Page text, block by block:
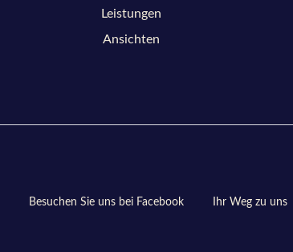
Leistungen
Ansichten
Besuchen Sie uns bei Facebook Ihr Weg zu uns